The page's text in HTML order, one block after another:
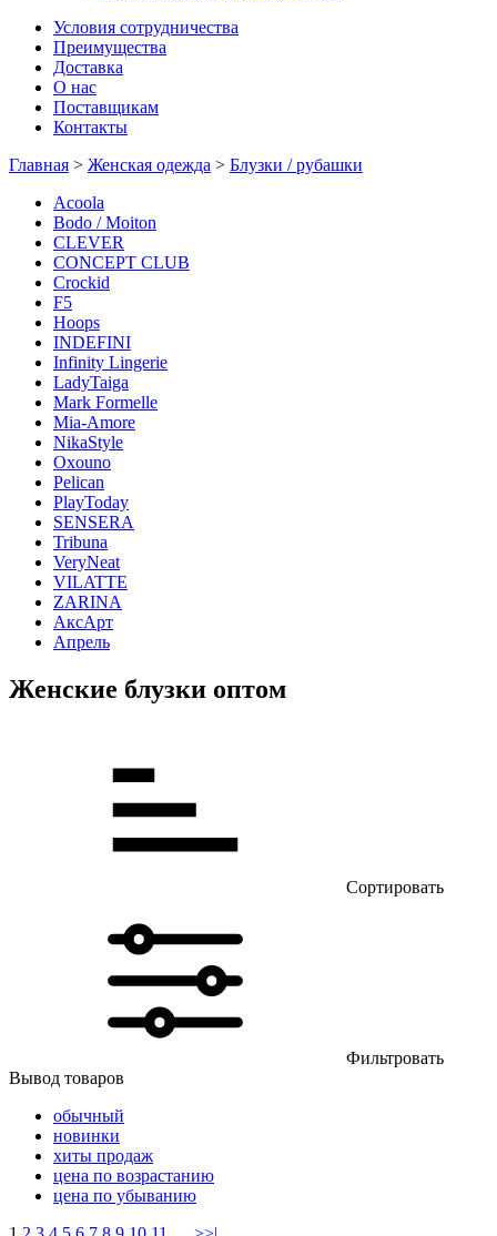
Условия сотрудничества
Преимущества
Доставка
О нас
Поставщикам
Контакты
Главная > Женская одежда > Блузки / рубашки
Acoola
Bodo / Moiton
CLEVER
CONCEPT CLUB
Crockid
F5
Hoops
INDEFINI
Infinity Lingerie
LadyTaiga
Mark Formelle
Mia-Amore
NikaStyle
Oxouno
Pelican
PlayToday
SENSERA
Tribuna
VeryNeat
VILATTE
ZARINA
АксАрт
Апрель
Женские блузки оптом
Сортировать
Фильтровать
Вывод товаров
обычный
новинки
хиты продаж
цена по возрастанию
цена по убыванию